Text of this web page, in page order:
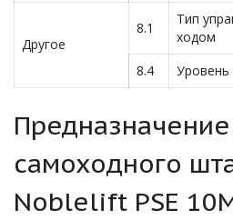
Другое
8.1
Тип
ходом
8.4
Предназначение
cамоходного
Noblelift PSE